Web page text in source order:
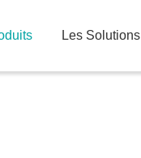
Les Solutions